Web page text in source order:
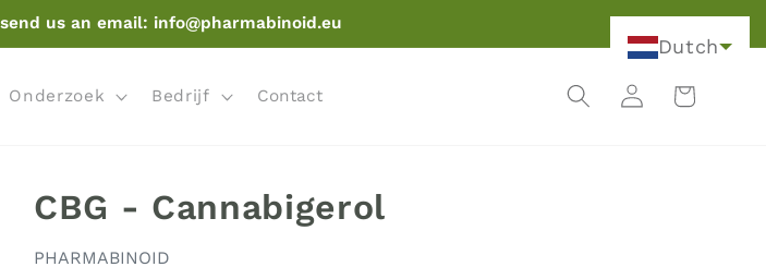
us an email: info@pharmabinoid.eu
Onderzoek Bedrijf Contact Inloggen
Winkelwagen
CBG - Cannabigerol
PHARMABINOID
Dutch